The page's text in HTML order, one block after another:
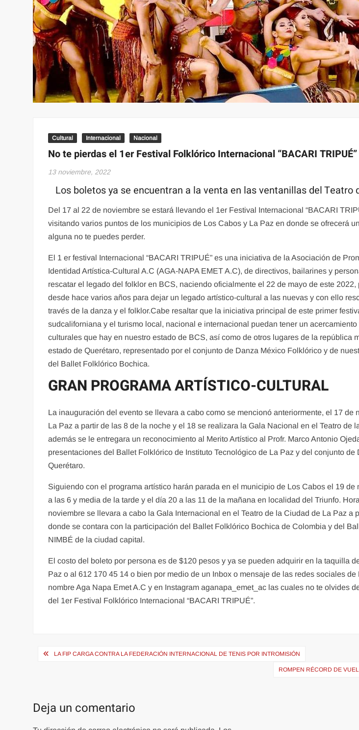
Cultural Internacional Nacional
No te pierdas el 1er Festival Folklórico Internacional “BACARI TRIPUÉ”
13 noviembre, 2022
Los boletos ya se encuentran a la venta en las ventanillas del Teatro
Del 17 al 22 de noviembre se estará llevando el 1er Festival Internacional “BACARI
visitando varios puntos de los municipios de Los Cabos y La Paz en donde se ofrecerá
alguna no te puedes perder.
El 1 er festival Internacional “BACARI TRIPUÉ” es una iniciativa de la Asociación de
Identidad Artística-Cultural A.C (AGA-NAPA EMET A.C), de directivos, bailarines y
rescatar el legado del folklor en BCS, naciendo oficialmente el 22 de mayo de este
desde hace varios años para dejar un legado artístico-cultural a las nuevas y con ello
través de la danza y el folklor.Cabe resaltar que la iniciativa principal de este primer
sudcaliforniana y el turismo local, nacional e internacional puedan tener un
culturales que hay en nuestro estado de BCS, así como de otros lugares de la república
estado de Querétaro, representado por el conjunto de Danza México Folklórico y de
del Ballet Folklórico Bochica.
GRAN PROGRAMA ARTÍSTICO-CULTURAL
La inauguración del evento se llevara a cabo como se mencionó anteriormente, el 17 de
La Paz a partir de las 8 de la noche y el 18 se realizara la Gala Nacional en el Teatro de
además se le entregara un reconocimiento al Merito Artístico al Profr. Marco Antonio
presentaciones del Ballet Folklórico de Instituto Tecnológico de La Paz y del conjunto
Querétaro.
Siguiendo con el programa artístico harán parada en el municipio de Los Cabos el 19
a las 6 y media de la tarde y el día 20 a las 11 de la mañana en localidad del Triunfo.
noviembre se llevara a cabo la Gala Internacional en el Teatro de la Ciudad de La Paz a
donde se contara con la participación del Ballet Folklórico Bochica de Colombia y del
NIMBÉ de la ciudad capital.
El costo del boleto por persona es de $120 pesos y ya se pueden adquirir en la taquilla
Paz o al 612 170 45 14 o bien por medio de un Inbox o mensaje de las redes sociales
nombre Aga Napa Emet A.C y en Instagram aganapa_emet_ac las cuales no te olvides
del 1er Festival Folklórico Internacional “BACARI TRIPUÉ”.
Navegación
LA FIP CARGA CONTRA LA FEDERACIÓN INTERNACIONAL DE TENIS POR INTROMISIÓN
ROMPEN RÉCORD DE
Deja un comentario